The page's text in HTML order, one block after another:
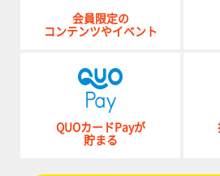
会員限定の
コンテンツやイベント
QUOカードPayが
貯まる